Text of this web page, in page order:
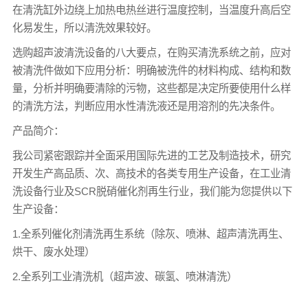
在清洗缸外边绕上加热电热丝进行温度控制，当温度升高后空
化易发生，所以清洗效果较好。
选购超声波清洗设备的八大要点，在购买清洗系统之前，应对
被清洗件做如下应用分析：明确被洗件的材料构成、结构和数
量，分析并明确要清除的污物，这些都是决定所要使用什么样
的清洗方法，判断应用水性清洗液还是用溶剂的先决条件。
产品简介：
我公司紧密跟踪并全面采用国际先进的工艺及制造技术，研究
开发生产高品质、次、高技术的各类专用生产设备，在工业清
洗设备行业及SCR脱硝催化剂再生行业，我们能为您提供以下
生产设备：
1.全系列催化剂清洗再生系统（除灰、喷淋、超声清洗再生、
烘干、废水处理）
2.全系列工业清洗机（超声波、碳氢、喷淋清洗）